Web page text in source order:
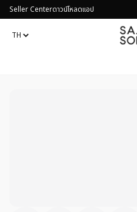
Seller Centerดาวน์โหลดแอป